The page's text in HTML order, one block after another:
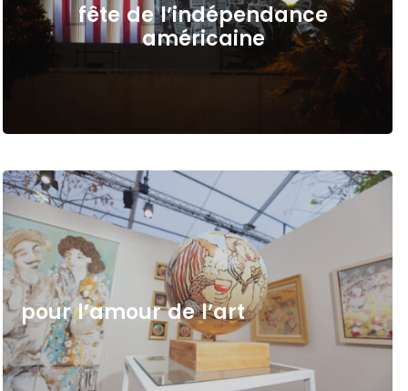
fête de l’indépendance
américaine
pour l’amour de l’art